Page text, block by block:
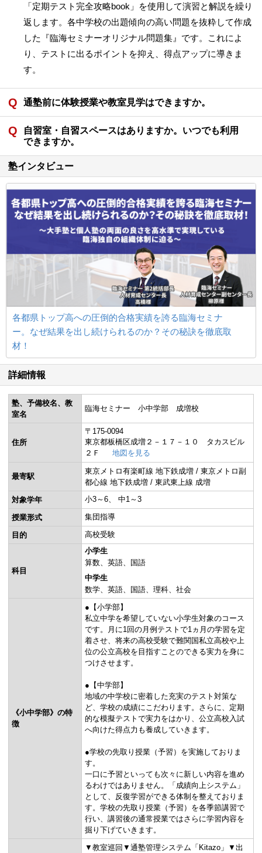
「定期テスト完全攻略book」を使用して演習と解説を繰り
返します。各中学校の出題傾向の高い問題を抜粋して作成
した『臨海セミナーオリジナル問題集』です。これによ
り、テストに出るポイントを抑え、得点アップに導きま
す。
通塾前に体験授業や教室見学はできますか。
自習室・自習スペースはありますか。いつでも利用
できますか。
塾インタビュー
各都県トップ高への圧倒的合格実績を誇る臨海セミナ
ー。なぜ結果を出し続けられるのか？その秘訣を徹底取
材！
詳細情報
塾、予備校名、教
室名
臨海セミナー 小中学部 成増校
住所
〒175-0094
東京都板橋区成増２－１７－１０ タカスビル
２Ｆ
地図を見る
最寄駅
東京メトロ有楽町線 地下鉄成増 / 東京メトロ副
都心線 地下鉄成増 / 東武東上線 成増
対象学年
小3～6 中1～3
授業形式 集団指導
目的 高校受験
科目
小学生
算数
英語
国語
中学生
数学
英語 国語 理科 社会
《小中学部》の特
徴
●【小学部】
私立中学を希望していない小学生対象のコース
です。月に1回の月例テストで1ヵ月の学習を定
着させ、将来の高校受験で難関国私立高校や上
位の公立高校を目指すことのできる実力を身に
つけさせます。
●【中学部】
地域の中学校に密着した充実のテスト対策な
ど、学校の成績にこだわります。さらに、定期
的な模擬テストで実力をはかり、公立高校入試
へ向けた得点力も養成していきます。
●学校の先取り授業（予習）を実施しておりま
す。
一口に予習といっても次々に新しい内容を進め
るわけではありません。「成績向上システム」
として、反復学習ができる体制を整えておりま
す。学校の先取り授業（予習）を各季節講習で
行い、講習後の通常授業ではさらに学習内容を
掘り下げていきます。
▼教室巡回▼通塾管理システム「Kitazo」▼出